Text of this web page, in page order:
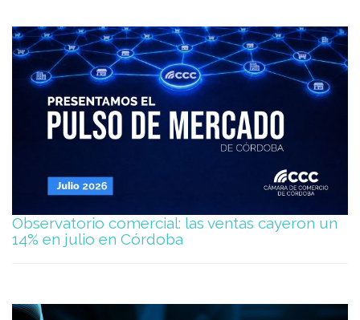
Observatorio comercial: las ventas cayeron un
14% en julio en Córdoba